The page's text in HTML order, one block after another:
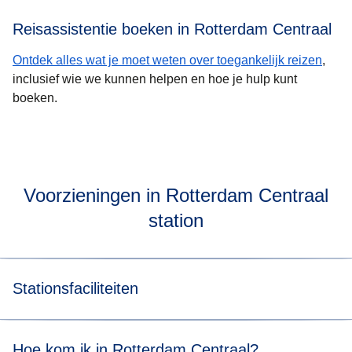
Reisassistentie boeken in Rotterdam Centraal
Ontdek alles wat je moet weten over toegankelijk reizen,
inclusief wie we kunnen helpen en hoe je hulp kunt
boeken.
Voorzieningen in Rotterdam Centraal
station
Stationsfaciliteiten
geldautomaten